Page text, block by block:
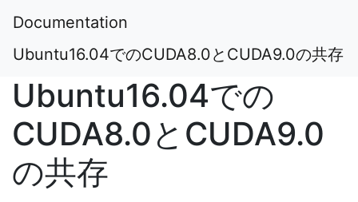
Documentation
Ubuntu16.04でのCUDA8.0とCUDA9.0の共存
Ubuntu16.04での
CUDA8.0とCUDA9.0
の共存